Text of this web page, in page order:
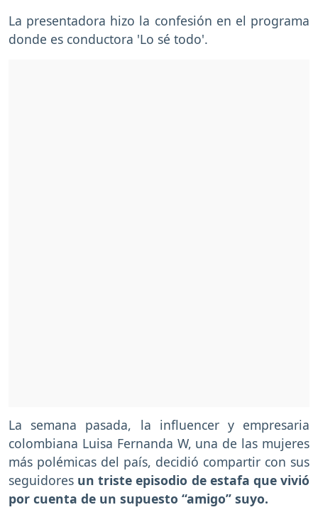
La presentadora hizo la confesión en el programa
donde es conductora 'Lo sé todo'.
La semana pasada, la influencer y empresaria
colombiana Luisa Fernanda W, una de las mujeres
más polémicas del país, decidió compartir con sus
seguidores un triste episodio de estafa que vivió
por cuenta de un supuesto “amigo” suyo.